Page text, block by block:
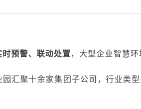
预警、联动处置，大型企业智慧环
汇聚十余家集团子公司，行业类